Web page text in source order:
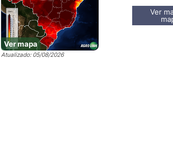
Ver mapa
Atualizado: 05/08/2026
Ver